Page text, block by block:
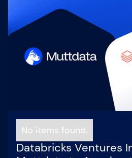
No items found.
Databricks Ventures